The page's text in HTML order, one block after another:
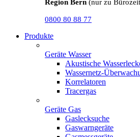
Region Bern (nur zu
0800 80 88 77
Produkte
Geräte Wasser
Akustische
Wassernetz-
Korrelatoren
Tracergas
Geräte Gas
Gaslecksuche
Gaswarngeräte